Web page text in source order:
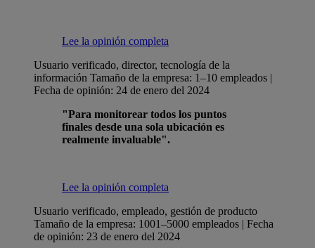
Lee la opinión completa
Usuario verificado, director, tecnología de la
información Tamaño de la empresa: 1–10 empleados |
Fecha de opinión: 24 de enero del 2024
"Para monitorear todos los puntos
finales desde una sola ubicación es
realmente invaluable".
Lee la opinión completa
Usuario verificado, empleado, gestión de producto
Tamaño de la empresa: 1001–5000 empleados | Fecha
de opinión: 23 de enero del 2024